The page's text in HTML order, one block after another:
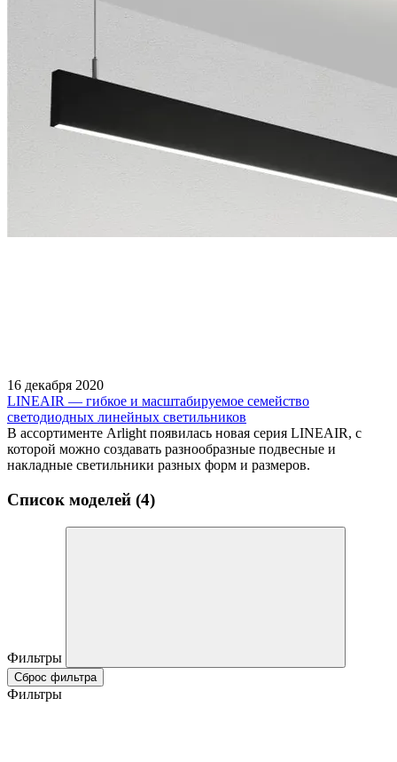
16 декабря 2020
LINEAIR — гибкое и масштабируемое семейство
светодиодных линейных светильников
В ассортименте Arlight появилась новая серия LINEAIR, с
которой можно создавать разнообразные подвесные и
накладные светильники разных форм и размеров.
Список моделей (4)
Фильтры
Сброс фильтра
Фильтры